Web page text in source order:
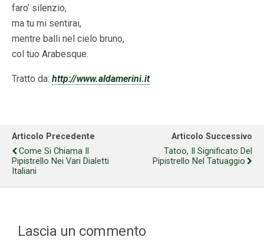
faro’ silenzio,
ma tu mi sentirai,
mentre balli nel cielo bruno,
col tuo Arabesque.
Tratto da: http://www.aldamerini.it
Articolo Precedente
Come Si Chiama Il
Pipistrello Nei Vari Dialetti
Italiani
Articolo Successivo
Tatoo, Il Significato Del
Pipistrello Nel Tatuaggio
Lascia un commento